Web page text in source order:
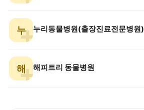
누 누리동물병원(출장진료전문병원)
해 해피트리 동물병원